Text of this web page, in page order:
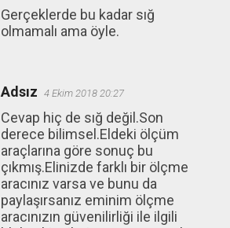
Gerçeklerde bu kadar sığ
olmamalı ama öyle.
Adsız 4 Ekim 2018 20:27
Cevap hiç de sığ değil.Son
derece bilimsel.Eldeki ölçüm
araçlarına göre sonuç bu
çıkmış.Elinizde farklı bir ölçme
aracınız varsa ve bunu da
paylaşırsanız eminim ölçme
aracınızın güvenilirliği ile ilgili